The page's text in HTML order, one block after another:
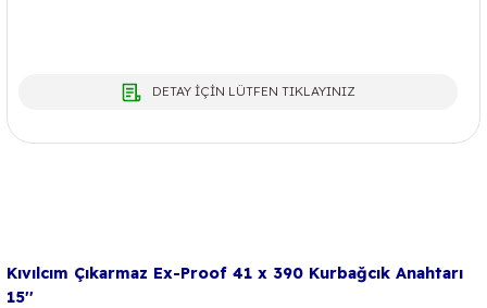
DETAY İÇİN LÜTFEN TIKLAYINIZ
Kıvılcım Çıkarmaz Ex-Proof 41 x 390 Kurbağcık Anahtarı
15''